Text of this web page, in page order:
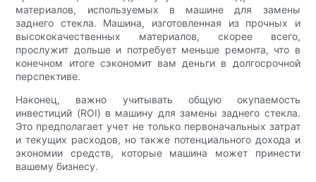
материалов, используемых в машине для замены
заднего стекла. Машина, изготовленная из прочных и
высококачественных материалов, скорее всего,
прослужит дольше и потребует меньше ремонта, что в
конечном итоге сэкономит вам деньги в долгосрочной
перспективе.
Наконец, важно учитывать общую окупаемость
инвестиций (ROI) в машину для замены заднего стекла.
Это предполагает учет не только первоначальных затрат
и текущих расходов, но также потенциального дохода и
экономии средств, которые машина может принести
вашему бизнесу.